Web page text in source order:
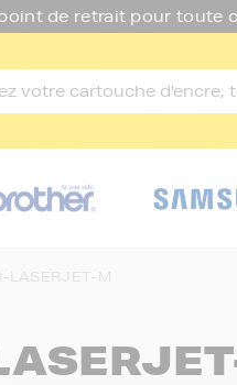
de retrait pour toute
LASERJET-M